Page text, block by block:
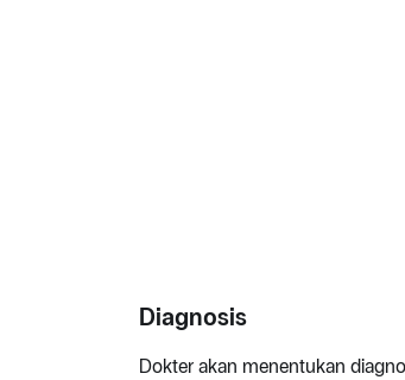
Diagnosis
Dokter akan menentukan